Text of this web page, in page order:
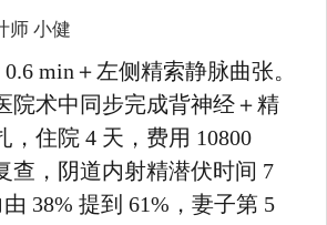
师 小健
min＋左侧精索静脉曲张。
院术中同步完成背神经＋精
，住院 4 天，费用 10800
查，阴道内射精潜伏时间 7
38% 提到 61%，妻子第 5